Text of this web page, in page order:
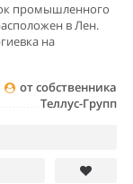
промышленного
в Лен.
на
от собственника
Теллус-Групп